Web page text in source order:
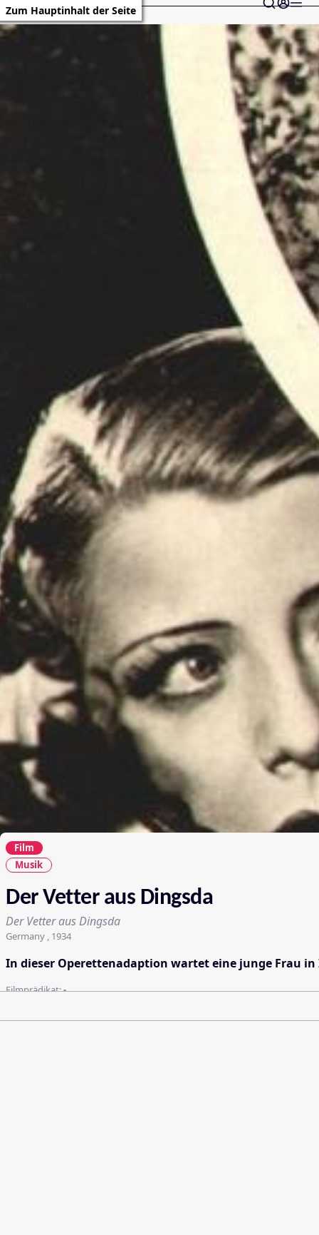
Zum Hauptinhalt der Seite
Film
Musik
Der Vetter aus Dingsda
Der Vetter aus Dingsda
Germany , 1934
In dieser Operettenadaption wartet eine junge Frau
Filmprädikat:-